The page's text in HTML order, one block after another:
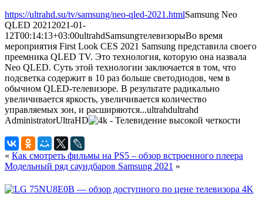
https://ultrahd.su/tv/samsung/neo-qled-2021.htmlSamsung Neo
QLED 2021 2021-01-
12T00:14:13+03:00ultrahdSamsungтелевизорыВо время
мероприятия First Look CES 2021 Samsung представила своего
преемника QLED TV. Это технология, которую она назвала
Neo QLED. Суть этой технологии заключается в том, что
подсветка содержит в 10 раз больше светодиодов, чем в
обычном QLED-телевизоре. В результате радикально
увеличивается яркость, увеличивается количество
управляемых зон, и расширяются...ultrahdultrahd
AdministratorUltraHD
« Как смотреть фильмы на PS5 – обзор встроенного плеера
Модельный ряд саундбаров Samsung 2021 »